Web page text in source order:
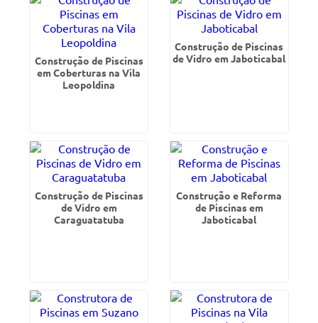
Construção de Piscinas
em Coberturas na Vila
Leopoldina
Construção de Piscinas
de Vidro em Jaboticabal
Construção de Piscinas
de Vidro em
Caraguatatuba
Construção e Reforma
de Piscinas em
Jaboticabal